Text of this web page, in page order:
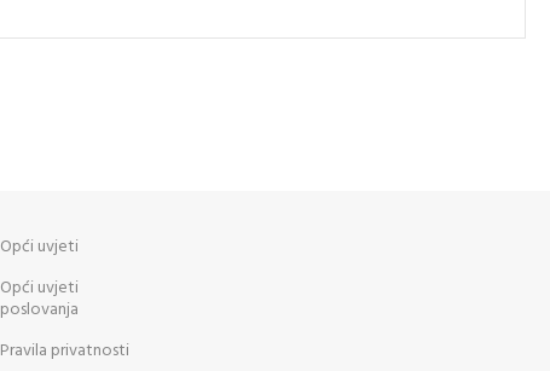
Opći uvjeti
Opći uvjeti
poslovanja
Pravila privatnosti